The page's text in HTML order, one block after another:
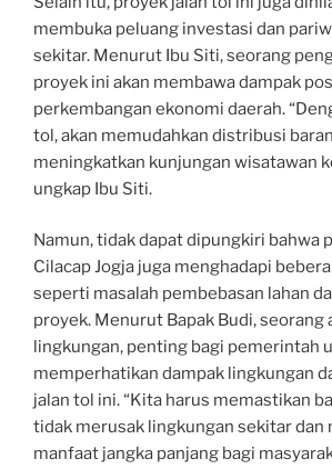
membuka peluang investasi dan
sekitar. Menurut Ibu Siti, seorang
proyek ini akan membawa dampak
perkembangan ekonomi daerah.
tol, akan memudahkan distribusi
meningkatkan kunjungan wisatawan
ungkap Ibu Siti.
Namun, tidak dapat dipungkiri bahwa
Cilacap Jogja juga menghadapi
seperti masalah pembebasan lahan
proyek. Menurut Bapak Budi, seorang
lingkungan, penting bagi pemerintah
memperhatikan dampak lingkungan
jalan tol ini. “Kita harus memastikan
tidak merusak lingkungan sekitar dan
manfaat jangka panjang bagi